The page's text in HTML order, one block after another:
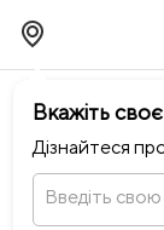
Вкажіть
Дізнайтеся
Введіть
chevron_leftПовернутися